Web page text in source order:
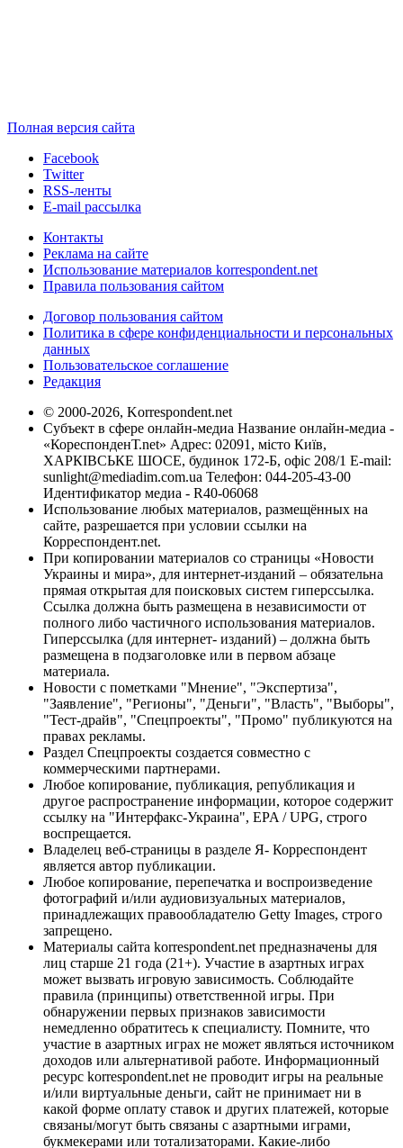
Полная версия сайта
Facebook
Twitter
RSS-ленты
E-mail рассылка
Контакты
Реклама на сайте
Использование материалов korrespondent.net
Правила пользования сайтом
Договор пользования сайтом
Политика в сфере конфиденциальности и персональных
данных
Пользовательское соглашение
Редакция
© 2000-2026, Korrespondent.net
Субъект в сфере онлайн-медиа Название онлайн-медиа -
«КореспонденТ.net» Адрес: 02091, місто Київ,
ХАРКІВСЬКЕ ШОСЕ, будинок 172-Б, офіс 208/1 E-mail:
sunlight@mediadim.com.ua Телефон: 044-205-43-00
Идентификатор медиа - R40-06068
Использование любых материалов, размещённых на
сайте, разрешается при условии ссылки на
Корреспондент.net.
При копировании материалов со страницы «Новости
Украины и мира», для интернет-изданий – обязательна
прямая открытая для поисковых систем гиперссылка.
Ссылка должна быть размещена в независимости от
полного либо частичного использования материалов.
Гиперссылка (для интернет- изданий) – должна быть
размещена в подзаголовке или в первом абзаце
материала.
Новости с пометками "Мнение", "Экспертиза",
"Заявление", "Регионы", "Деньги", "Власть", "Выборы",
"Тест-драйв", "Спецпроекты", "Промо" публикуются на
правах рекламы.
Раздел Спецпроекты создается совместно с
коммерческими партнерами.
Любое копирование, публикация, републикация и
другое распространение информации, которое содержит
ссылку на "Интерфакс-Украина", EPA / UPG, строго
воспрещается.
Владелец веб-страницы в разделе Я- Корреспондент
является автор публикации.
Любое копирование, перепечатка и воспроизведение
фотографий и/или аудиовизуальных материалов,
принадлежащих правообладателю Getty Images, строго
запрещено.
Материалы сайта korrespondent.net предназначены для
лиц старше 21 года (21+). Участие в азартных играх
может вызвать игровую зависимость. Соблюдайте
правила (принципы) ответственной игры. При
обнаружении первых признаков зависимости
немедленно обратитесь к специалисту. Помните, что
участие в азартных играх не может являться источником
доходов или альтернативой работе. Информационный
ресурс korrespondent.net не проводит игры на реальные
и/или виртуальные деньги, сайт не принимает ни в
какой форме оплату ставок и других платежей, которые
связаны/могут быть связаны с азартными играми,
букмекерами или тотализаторами. Какие-либо